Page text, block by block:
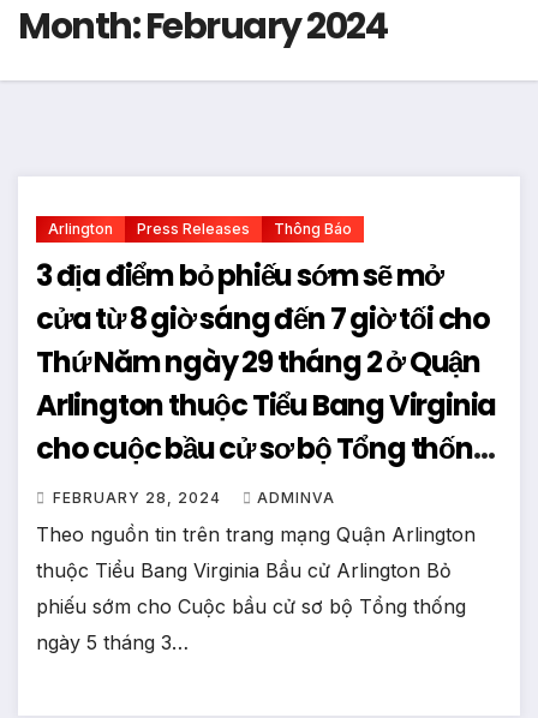
Month:February 2024
Arlington Press Releases Thông Báo
3 địa điểm bỏ phiếu sớm sẽ mở
cửa từ 8 giờ sáng đến 7 giờ tối cho
Thứ Năm ngày 29 tháng 2 ở Quận
Arlington thuộc Tiểu Bang Virginia
cho cuộc bầu cử sơ bộ Tổng thống
Hoa Kỳ vào ngày 5 tháng 3 năm
2024
FEBRUARY 28, 2024 ADMINVA
Theo nguồn tin trên trang mạng Quận Arlington
thuộc Tiểu Bang Virginia Bầu cử Arlington Bỏ
phiếu sớm cho Cuộc bầu cử sơ bộ Tổng thống
ngày 5 tháng 3…